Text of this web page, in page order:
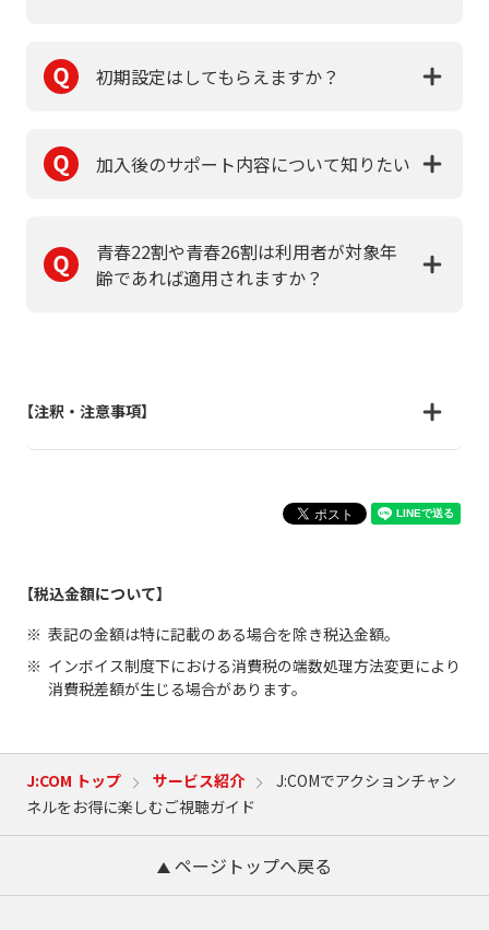
初期設定はしてもらえますか？
加入後のサポート内容について知りたい
青春22割や青春26割は利用者が対象年
齢であれば適用されますか？
【注釈・注意事項】
【税込金額について】
表記の金額は特に記載のある場合を除き税込金額。
インボイス制度下における消費税の端数処理方法変更により
消費税差額が生じる場合があります。
J:COM トップ サービス紹介
J:COMでアクションチャン
ネルをお得に楽しむご視聴ガイド
ページトップへ戻る